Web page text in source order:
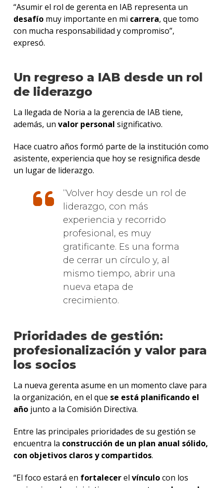
“Asumir el rol de gerenta en IAB representa un
desafíomuy importante en mi carrera, que tomo
con mucha responsabilidad y compromiso”,
expresó.
Un regreso a IAB desde un rol
de liderazgo
La llegada de Noria a la gerencia de IAB tiene,
además, un valor personal significativo.
Hace cuatro años formó parte de la institución como
asistente, experiencia que hoy se resignifica desde
un lugar de liderazgo.
Volver hoy desde un rol de
liderazgo, con más
experiencia y recorrido
profesional, es muy
gratificante. Es una forma
de cerrar un círculo y, al
mismo tiempo, abrir una
nueva etapa de
crecimiento.
Prioridades de gestión:
profesionalización y valor para
los socios
La nueva gerenta asume en un momento clave para
la organización, en el que se está planificando el
añojunto a la Comisión Directiva.
Entre las principales prioridades de su gestión se
encuentra la construcción de un plan anual sólido,
con objetivos claros y compartidos.
“El foco estará en fortalecerel vínculocon los